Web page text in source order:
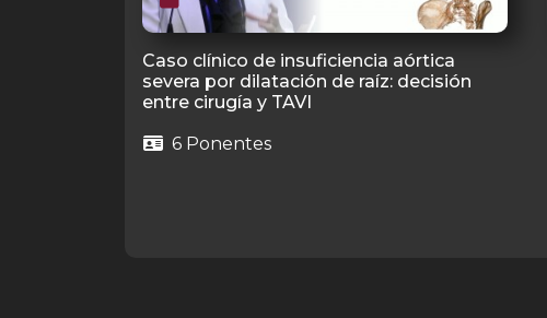
Caso clínico de insuficiencia aórtica
severa por dilatación de raíz: decisión
entre cirugía y TAVI
6 Ponentes